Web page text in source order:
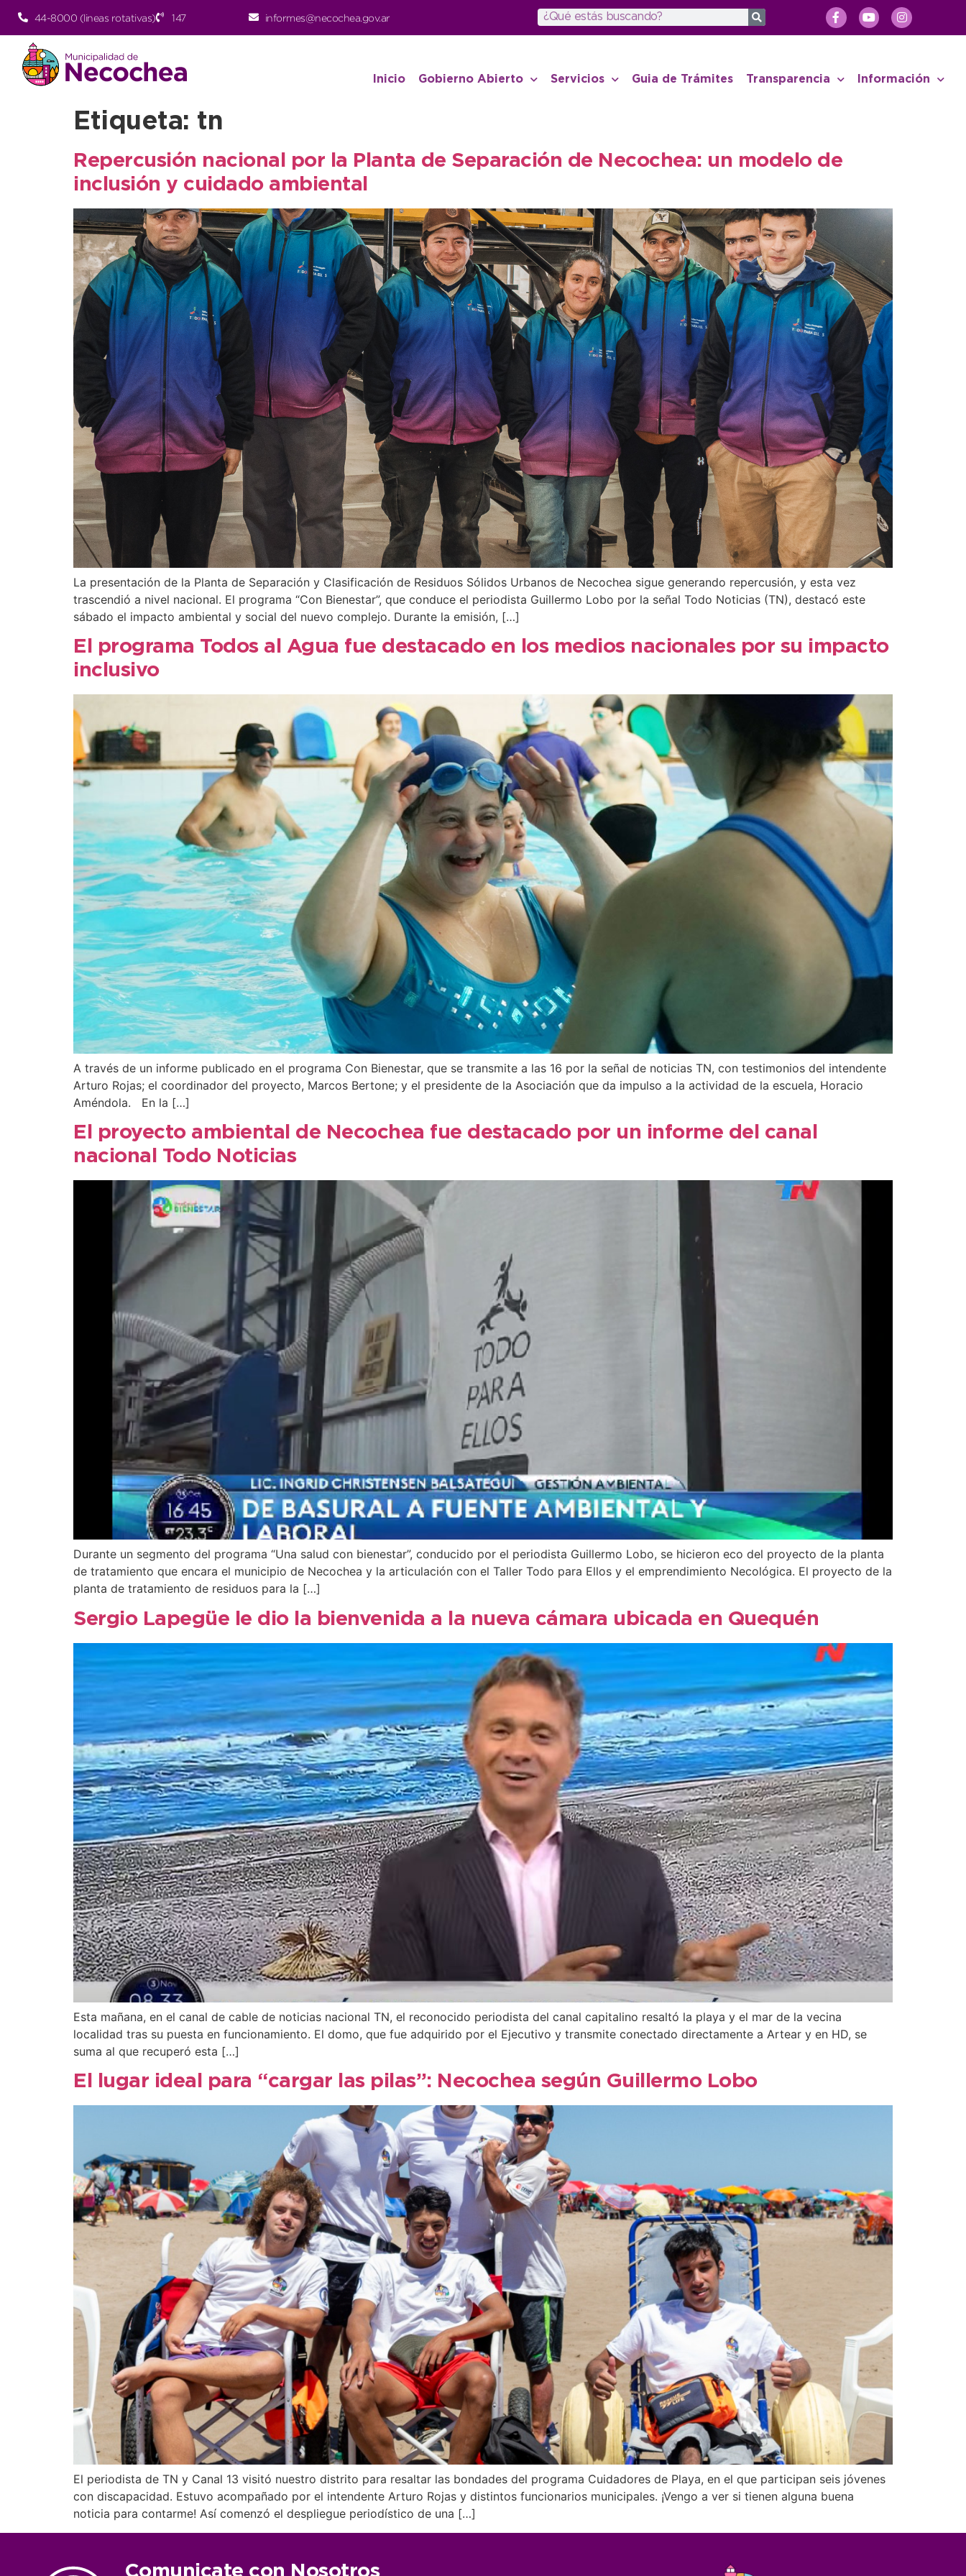
44-8000 (lineas rotativas) 147 informes@necochea.gov.ar
Inicio Gobierno Abierto Servicios Guia de Trámites Transparencia Información
Etiqueta: tn
Repercusión nacional por la Planta de Separación de Necochea: un modelo de
inclusión y cuidado ambiental
La presentación de la Planta de Separación y Clasificación de Residuos Sólidos Urbanos de Necochea sigue generando repercusión, y esta vez
trascendió a nivel nacional. El programa “Con Bienestar”, que conduce el periodista Guillermo Lobo por la señal Todo Noticias (TN), destacó este
sábado el impacto ambiental y social del nuevo complejo. Durante la emisión, […]
El programa Todos al Agua fue destacado en los medios nacionales por su impacto
inclusivo
A través de un informe publicado en el programa Con Bienestar, que se transmite a las 16 por la señal de noticias TN, con testimonios del intendente
Arturo Rojas; el coordinador del proyecto, Marcos Bertone; y el presidente de la Asociación que da impulso a la actividad de la escuela, Horacio
Améndola. En la […]
El proyecto ambiental de Necochea fue destacado por un informe del canal
nacional Todo Noticias
Durante un segmento del programa “Una salud con bienestar”, conducido por el periodista Guillermo Lobo, se hicieron eco del proyecto de la planta
de tratamiento que encara el municipio de Necochea y la articulación con el Taller Todo para Ellos y el emprendimiento Necológica. El proyecto de la
planta de tratamiento de residuos para la […]
Sergio Lapegüe le dio la bienvenida a la nueva cámara ubicada en Quequén
Esta mañana, en el canal de cable de noticias nacional TN, el reconocido periodista del canal capitalino resaltó la playa y el mar de la vecina
localidad tras su puesta en funcionamiento. El domo, que fue adquirido por el Ejecutivo y transmite conectado directamente a Artear y en HD, se
suma al que recuperó esta […]
El lugar ideal para “cargar las pilas”: Necochea según Guillermo Lobo
El periodista de TN y Canal 13 visitó nuestro distrito para resaltar las bondades del programa Cuidadores de Playa, en el que participan seis jóvenes
con discapacidad. Estuvo acompañado por el intendente Arturo Rojas y distintos funcionarios municipales. ¡Vengo a ver si tienen alguna buena
noticia para contarme! Así comenzó el despliegue periodístico de una […]
Comunicate con Nosotros